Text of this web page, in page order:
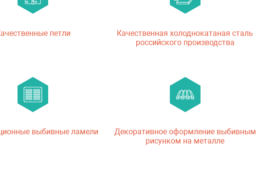
петли
Качественная холоднокатаная сталь
российского производства
выбивные ламели
Декоративное оформление выбивным
рисунком на металле